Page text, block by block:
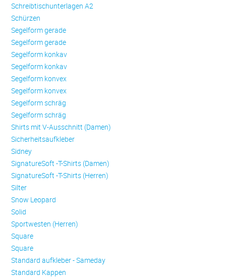
Schreibtischunterlagen A2
Schürzen
Se­gel­form ge­ra­de
Se­gel­form ge­ra­de
Se­gel­form konkav
Se­gel­form konkav
Se­gel­form konvex
Se­gel­form konvex
Se­gel­form schräg
Se­gel­form schräg
Shirts mit V-Ausschnitt (Damen)
Sicherheitsaufkleber
Sidney
SignatureSoft -T-Shirts (Damen)
SignatureSoft -T-Shirts (Herren)
Silter
Snow Leopard
Solid
Sportwesten (Herren)
Square
Square
Standard aufkleber - Sameday
Standard Kappen